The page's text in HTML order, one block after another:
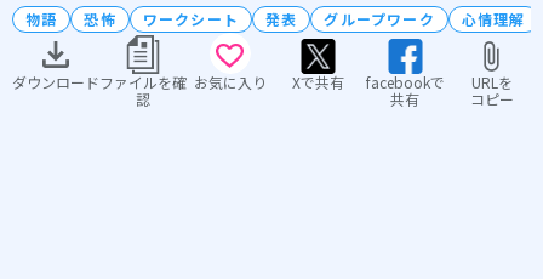
物語 恐怖 ワークシート 発表 グループワーク 心情理解
ダウンロードファイルを確
認
お気に入り Xで共有
facebookで
共有
URLを
コピー